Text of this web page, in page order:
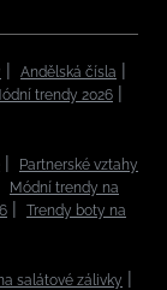
Andělská čísla
trendy 2026
Partnerské vztahy
Módní trendy na
Trendy boty na
salátové zálivky